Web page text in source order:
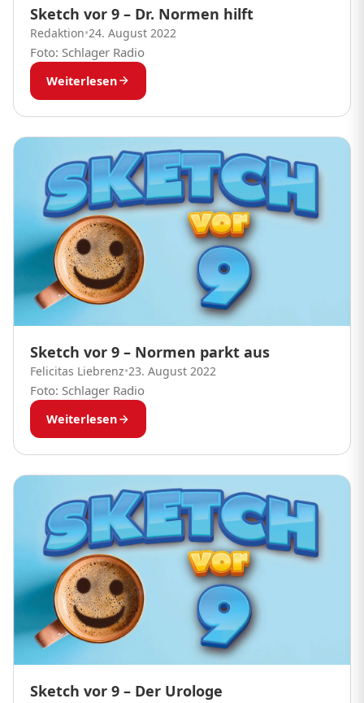
Sketch vor 9 – Dr. Normen hilft
Redaktion•24. August 2022
Foto: Schlager Radio
Weiterlesen
Sketch vor 9 – Normen parkt aus
Felicitas Liebrenz•23. August 2022
Foto: Schlager Radio
Weiterlesen
Sketch vor 9 – Der Urologe